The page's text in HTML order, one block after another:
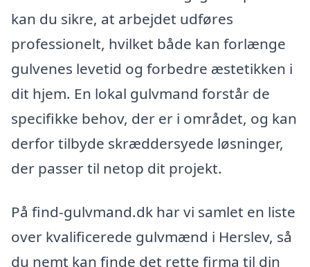
kan du sikre, at arbejdet udføres
professionelt, hvilket både kan forlænge
gulvenes levetid og forbedre æstetikken i
dit hjem. En lokal gulvmand forstår de
specifikke behov, der er i området, og kan
derfor tilbyde skræddersyede løsninger,
der passer til netop dit projekt.
På find-gulvmand.dk har vi samlet en liste
over kvalificerede gulvmænd i Herslev, så
du nemt kan finde det rette firma til din